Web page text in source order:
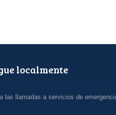
localmente
las llamadas a servicios de